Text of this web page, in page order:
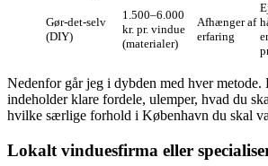
Gør‑det‑selv
(DIY)
1.500–6.000
kr. pr. vindue
(materialer)
Afhænger af
erfaring
Nedenfor går jeg i dybden med hver metode.
indeholder klare fordele, ulemper, hvad du
hvilke særlige forhold i København du skal
Lokalt vinduesfirma eller